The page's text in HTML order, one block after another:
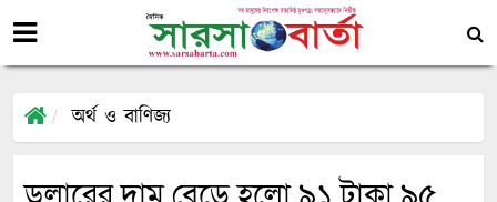
অর্থ ও বাণিজ্য